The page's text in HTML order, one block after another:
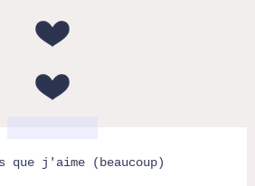
que j'aime (beaucoup)